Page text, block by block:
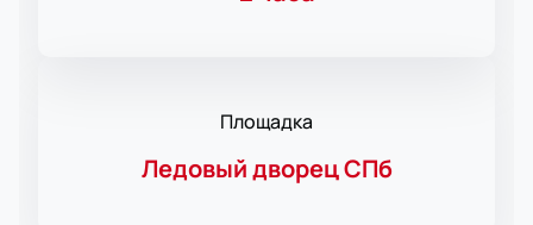
Площадка
Ледовый дворец СПб